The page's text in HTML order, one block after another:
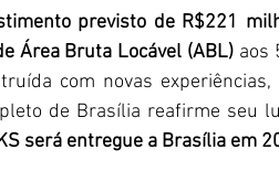
previsto de R$221
Área Bruta Locável (ABL) aos
com novas
de Brasília reafirme seu
será entregue a Brasília em